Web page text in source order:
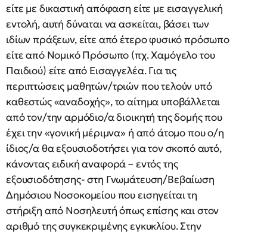
είτε με δικαστική απόφαση είτε με εισαγγελική
εντολή, αυτή δύναται να ασκείται, βάσει των
ιδίων πράξεων, είτε από έτερο φυσικό πρόσωπο
είτε από Νομικό Πρόσωπο (πχ. Χαμόγελο του
Παιδιού) είτε από Εισαγγελέα. Για τις
περιπτώσεις μαθητών/τριών που τελούν υπό
καθεστώς «αναδοχής», το αίτημα υποβάλλεται
από τον/την αρμόδιο/α διοικητή της δομής που
έχει την «γονική μέριμνα» ή από άτομο που ο/η
ίδιος/α θα εξουσιοδοτήσει για τον σκοπό αυτό,
κάνοντας ειδική αναφορά – εντός της
εξουσιοδότησης- στη Γνωμάτευση/Βεβαίωση
Δημόσιου Νοσοκομείου που εισηγείται τη
στήριξη από Νοσηλευτή όπως επίσης και στον
αριθμό της συγκεκριμένης εγκυκλίου. Στην